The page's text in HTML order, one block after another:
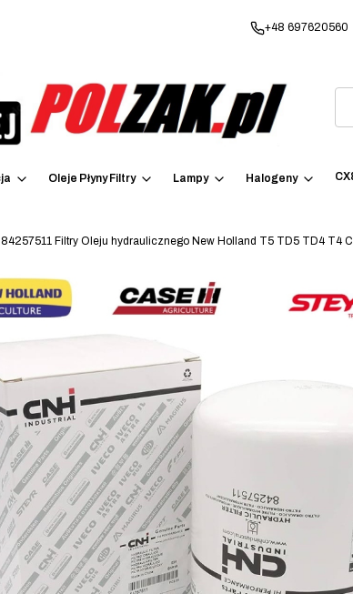
+48 697620560
Oleje Płyny Filtry Lampy Halogeny
Filtry Oleju hydraulicznego New Holland T5 TD5 TD4